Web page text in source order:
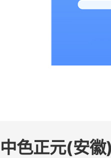
中色正元(安